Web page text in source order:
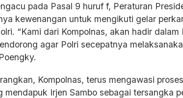
pada Pasal 9 huruf f, Peraturan
kewenangan untuk mengikuti gelar
“Kami dari Kompolnas, akan hadir
agar Polri secepatnya
Kompolnas, terus mengawasi
mendapuk Irjen Sambo sebagai tersangka